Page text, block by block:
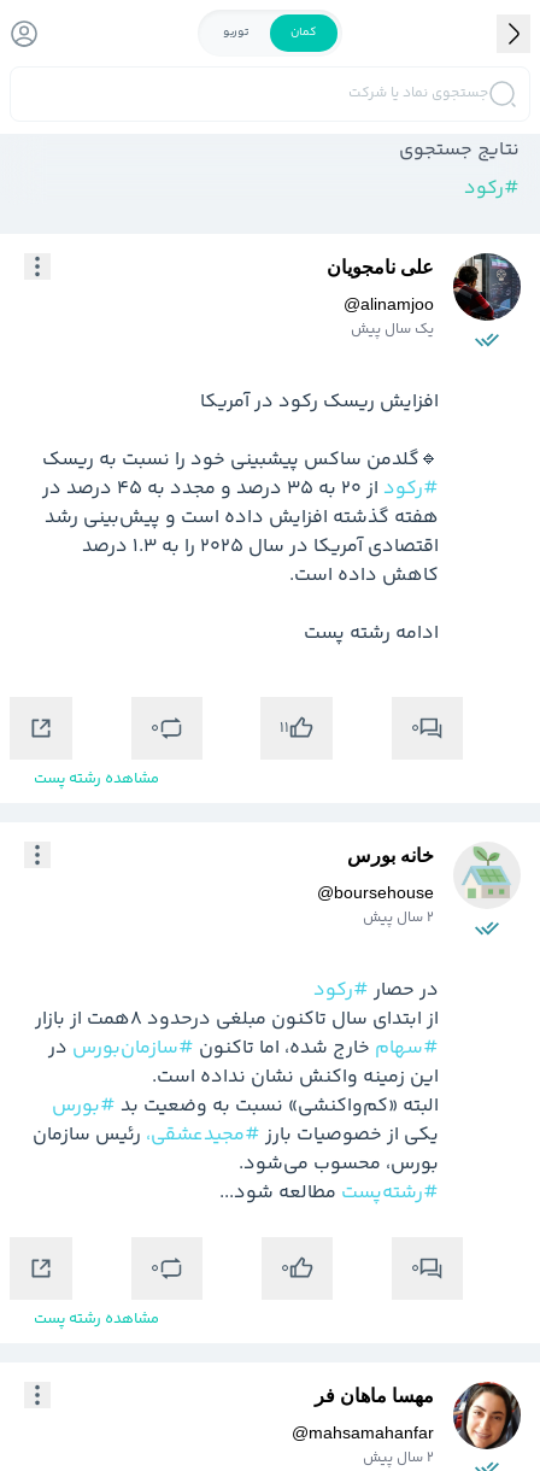
کمان توربو
جستجوی نماد یا شرکت
نتایج جستجوی
#رکود
علی نامجویان
@alinamjoo
یک سال پیش
🔹گلدمن ساکس پیشبینی خود را نسبت به ریسک
#رکود
ادامه رشته پست
0
11
0
مشاهده رشته پست
خانه بورس
@boursehouse
2 سال پیش
در حصار #رکود
از ابتدای سال تاکنون مبلغی درحدود ۸همت از بازار
#سهام خارج شده، اما تاکنون #سازمان‌بورس
البته «کم‌واکنشی» نسبت به وضعیت بد
#بورس
یکی از خصوصیات بارز #مجید‌عشقی،
بورس، محسوب می‌شود.
#رشته‌پست
مطالعه شود...
0
0
0
مشاهده رشته پست
مهسا ماهان فر
@mahsamahanfar
2 سال پیش